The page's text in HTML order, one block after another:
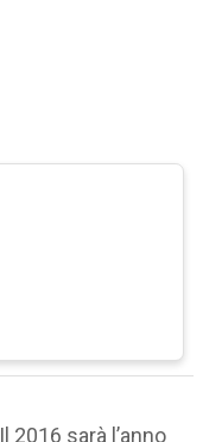
Il 2016 sarà l’anno